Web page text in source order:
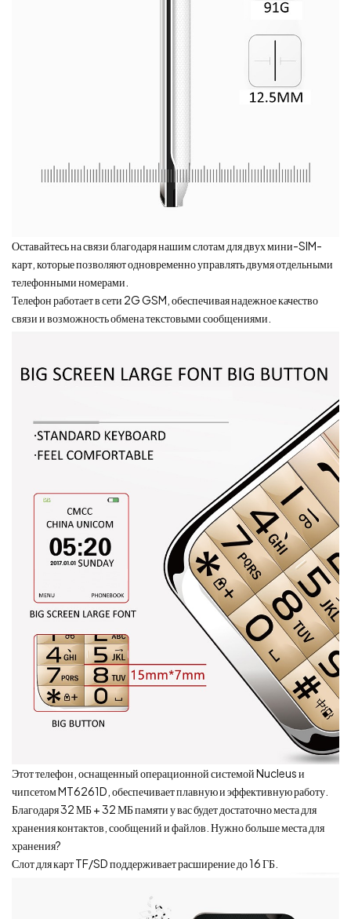
Оставайтесь на связи благодаря нашим слотам для двух мини-SIM-
карт, которые позволяют одновременно управлять двумя отдельными
телефонными номерами.
Телефон работает в сети 2G GSM, обеспечивая надежное качество
связи и возможность обмена текстовыми сообщениями.
Этот телефон, оснащенный операционной системой Nucleus и
чипсетом MT6261D, обеспечивает плавную и эффективную работу.
Благодаря 32 МБ + 32 МБ памяти у вас будет достаточно места для
хранения контактов, сообщений и файлов. Нужно больше места для
хранения?
Слот для карт TF/SD поддерживает расширение до 16 ГБ.